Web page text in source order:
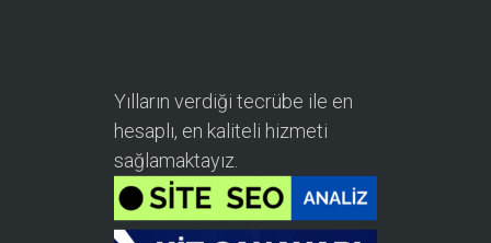
Yılların verdiği tecrübe ile en
hesaplı, en kaliteli hizmeti
sağlamaktayız.